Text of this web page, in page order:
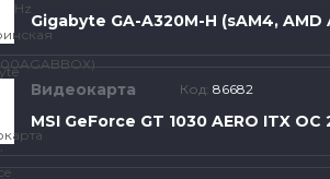
Gigabyte GA-A320M-H (sAM4, AMD
Видеокарта Код: 86682
MSI GeForce GT 1030 AERO ITX